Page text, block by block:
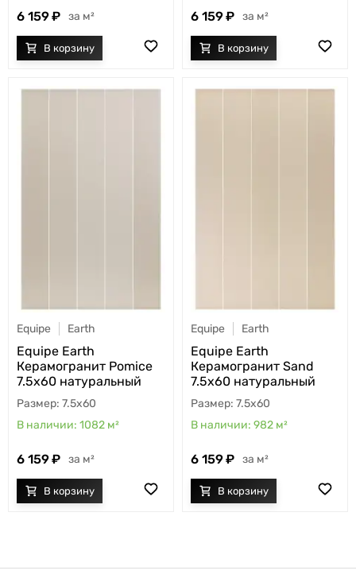
6 159 м² 6 159 м²
Equipe Earth
Equipe Earth
Керамогранит Pomice
7.5x60 натуральный
7.5x60
1082 м²
6 159 м²
Equipe Earth
Equipe Earth
Керамогранит Sand
7.5x60 натуральный
7.5x60
982 м²
6 159 м²